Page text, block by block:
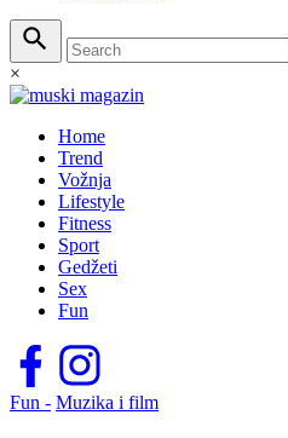
×
Home
Trend
Vožnja
Lifestyle
Fitness
Sport
Gedžeti
Sex
Fun
Fun - Muzika i film